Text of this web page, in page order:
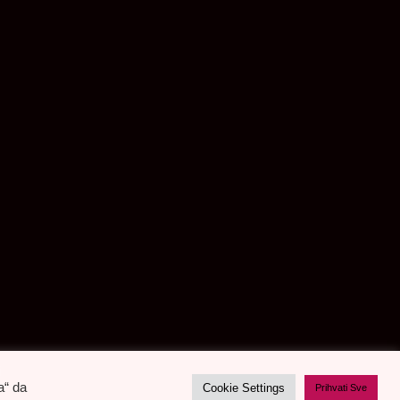
da
Cookie Settings Prihvati Sve